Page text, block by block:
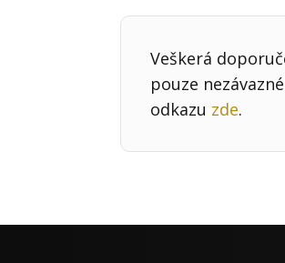
Veškerá
pouze
odkazu zde.